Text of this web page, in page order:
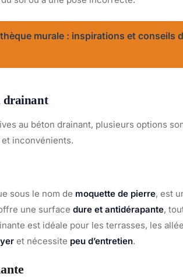
murale : inspirations et conseils
drainant
au béton drainant, plusieurs options
inconvénients.
sous le nom de moquette de pierre, est
une surface dure et antidérapante,
est idéale pour les terrasses, les
et nécessite peu d’entretien.